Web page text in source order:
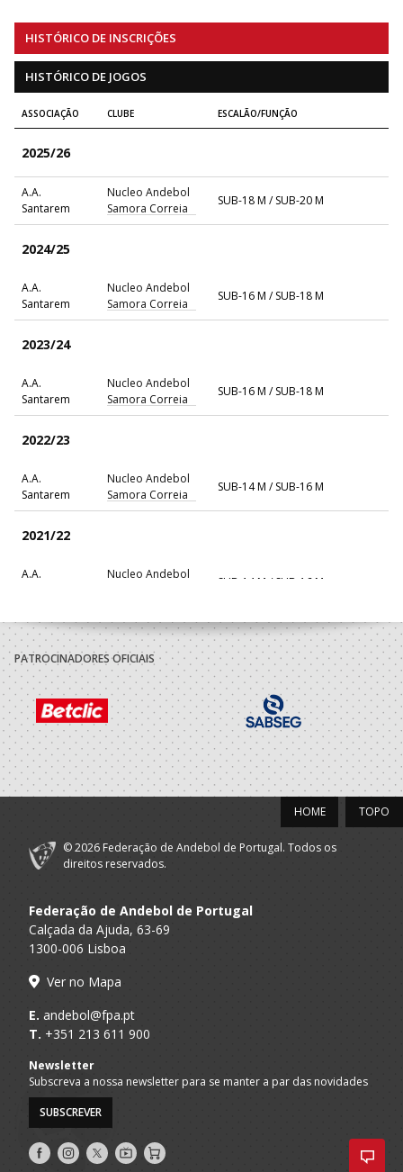
HISTÓRICO DE INSCRIÇÕES
HISTÓRICO DE JOGOS
ASSOCIAÇÃO CLUBE ESCALÃO/FUNÇÃO
2025/26
A.A.
Santarem
Nucleo Andebol
Samora Correia
SUB-18 M / SUB-20 M
2024/25
A.A.
Santarem
Nucleo Andebol
Samora Correia
SUB-16 M / SUB-18 M
2023/24
A.A.
Santarem
Nucleo Andebol
Samora Correia
SUB-16 M / SUB-18 M
2022/23
A.A.
Santarem
Nucleo Andebol
Samora Correia
SUB-14 M / SUB-16 M
2021/22
A.A.
Nucleo Andebol
SUB-14 M / SUB-16 M
PATROCINADORES OFICIAIS
TOPO
HOME
© 2026 Federação de Andebol de Portugal. Todos os
direitos reservados.
Federação de Andebol de Portugal
Calçada da Ajuda, 63-69
1300-006 Lisboa
Ver no Mapa
E. andebol@fpa.pt
T. +351 213 611 900
Newsletter
Subscreva a nossa newsletter para se manter a par das novidades
SUBSCREVER
Siga- Siga- Siga- AndebolTV
Loja